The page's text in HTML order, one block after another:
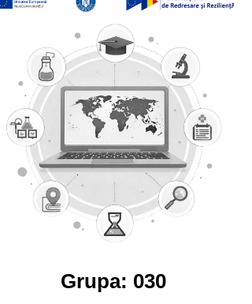
Grupa: 030